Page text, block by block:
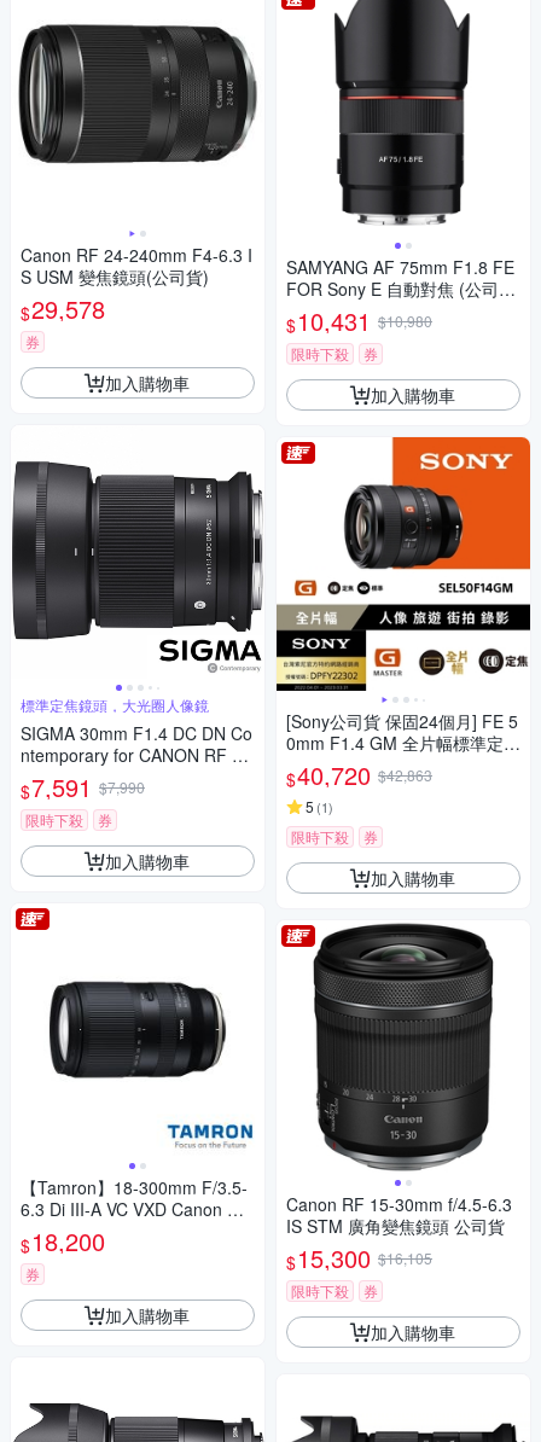
Canon RF 24-240mm F4-6.3 I
S USM 變焦鏡頭(公司貨)
$29,578
券
加入購物車
標準定焦鏡頭，大光圈人像鏡
SIGMA 30mm F1.4 DC DN Co
ntemporary for CANON RF 接
環 (公司貨) 標準大光圈定焦鏡
人像鏡 APS-C 無反微單眼專用
鏡頭
$7,591 $7,990
限時下殺
券
加入購物車
【Tamron】18-300mm F/3.5-
6.3 Di III-A VC VXD Canon RF
-S接環 B061(公司貨 3年保固)
$18,200
券
加入購物車
SAMYANG AF 75mm F1.8 FE
FOR Sony E 自動對焦 (公司
貨)
$10,431 $10,980
限時下殺
券
加入購物車
[Sony公司貨 保固24個月] FE 5
0mm F1.4 GM 全片幅標準定焦
鏡頭 SEL50F14GM
$40,720 $42,863
5 (1)
限時下殺 券
加入購物車
Canon RF 15-30mm f/4.5-6.3
IS STM 廣角變焦鏡頭 公司貨
$15,300 $16,105
限時下殺
券
加入購物車